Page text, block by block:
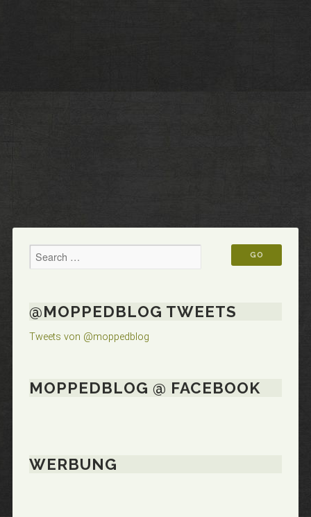
@MOPPEDBLOG TWEETS
Tweets von @moppedblog
MOPPEDBLOG @ FACEBOOK
WERBUNG